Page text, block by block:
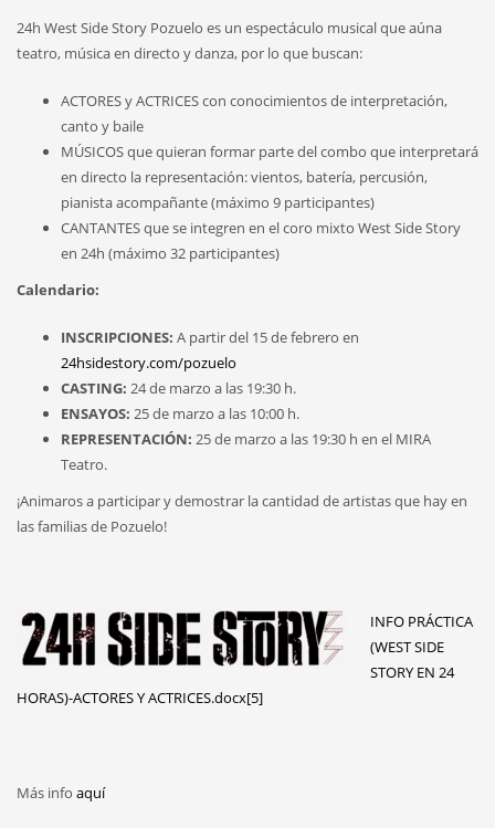
24h West Side Story Pozuelo es un espectáculo musical que aúna
teatro, música en directo y danza, por lo que buscan:
ACTORES y ACTRICES con conocimientos de interpretación,
canto y baile
MÚSICOS que quieran formar parte del combo que interpretará
en directo la representación: vientos, batería, percusión,
pianista acompañante (máximo 9 participantes)
CANTANTES que se integren en el coro mixto West Side Story
en 24h (máximo 32 participantes)
Calendario:
INSCRIPCIONES: A partir del 15 de febrero en
24hsidestory.com/pozuelo
CASTING: 24 de marzo a las 19:30 h.
ENSAYOS: 25 de marzo a las 10:00 h.
REPRESENTACIÓN: 25 de marzo a las 19:30 h en el MIRA
Teatro.
¡Animaros a participar y demostrar la cantidad de artistas que hay en
las familias de Pozuelo!
INFO PRÁCTICA
(WEST SIDE
STORY EN 24
HORAS)-ACTORES Y ACTRICES.docx[5]
Más info aquí